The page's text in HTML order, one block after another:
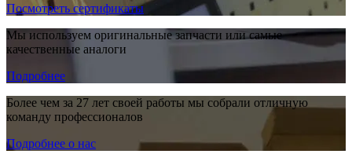
Посмотреть сертификаты
Мы используем оригинальные запчасти или самые
качественные аналоги
Подробнее
Более чем за 27 лет своей работы мы собрали отличную
команду профессионалов
Подробнее о нас